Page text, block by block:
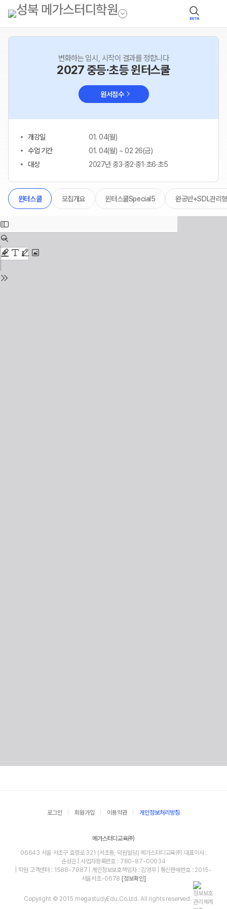
BETA
변화하는 입시, 시작이 결과를 정합니다
2027 중등·초등 윈터스쿨
원서접수
개강일
01. 04(월)
수업 기간
01. 04(월) ~ 02 26(금)
대상
2027년 중3·중2·중1·초6·초5
윈터스쿨 모집개요 윈터스쿨Special5 완공반+SDL관리
로그인 회원가입 이용약관 개인정보처리방침
메가스터디교육㈜
06643 서울 서초구 효령로 321 (서초동, 덕원빌딩) 메가스터디교육㈜ 대표이사 :
손성은 | 사업자등록번호 : 780-87-00034
| 학원 고객센터 : 1588-7887 | 개인정보보호책임자 : 김영무 | 통신판매번호 : 2015-
서울서초-0678 [정보확인]
Copyright © 2015 megastudyEdu.Co.Ltd. All rights reserved.